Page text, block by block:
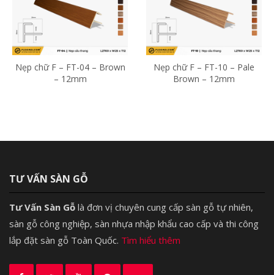
Nẹp chữ F – FT-04 – Brown
– 12mm
Nẹp chữ F – FT-10 – Pale
Brown – 12mm
TƯ VẤN SÀN GỖ
Tư Vấn Sàn Gỗ là đơn vị chuyên cung cấp sàn gỗ tự nhiên,
sàn gỗ công nghiệp, sàn nhựa nhập khẩu cao cấp và thi công
lắp đặt sàn gỗ Toàn Quốc. Tìm hiểu thêm